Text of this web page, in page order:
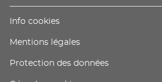
Info cookies(ouvre
une
fenêtre)
Mentions légales(ouvre
une
Protection des données(ouvre